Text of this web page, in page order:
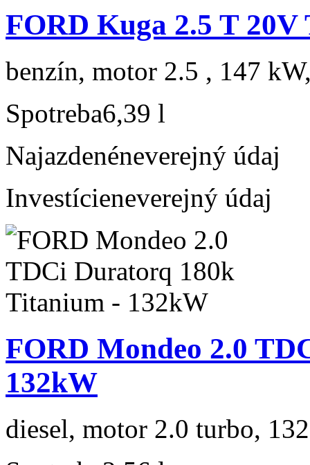
FORD Kuga 2.5 T 20V
benzín, motor 2.5 , 147
Spotreba6,39 l
Najazdenéneverejný údaj
Investícieneverejný údaj
FORD Mondeo 2.0
132kW
diesel, motor 2.0 turbo,